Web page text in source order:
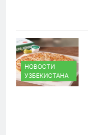
НОВОСТИ
УЗБЕКИСТАНА